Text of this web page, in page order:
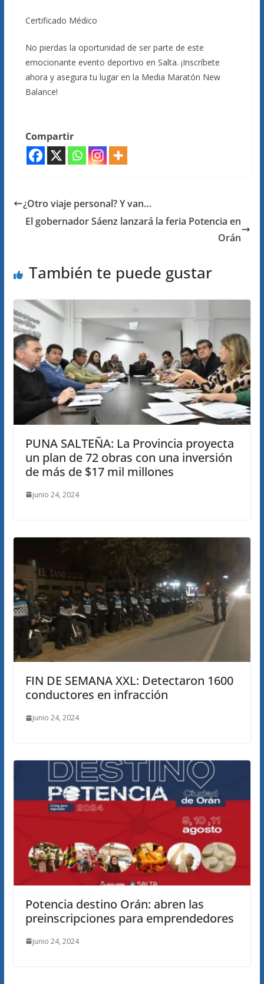
Certificado Médico
No pierdas la oportunidad de ser parte de este
emocionante evento deportivo en Salta. ¡Inscríbete
ahora y asegura tu lugar en la Media Maratón New
Balance!
Compartir
¿Otro viaje personal? Y van…
El gobernador Sáenz lanzará la feria Potencia en
Orán
También te puede gustar
PUNA SALTEÑA: La Provincia proyecta
un plan de 72 obras con una inversión
de más de $17 mil millones
junio 24, 2024
FIN DE SEMANA XXL: Detectaron 1600
conductores en infracción
junio 24, 2024
Potencia destino Orán: abren las
preinscripciones para emprendedores
junio 24, 2024